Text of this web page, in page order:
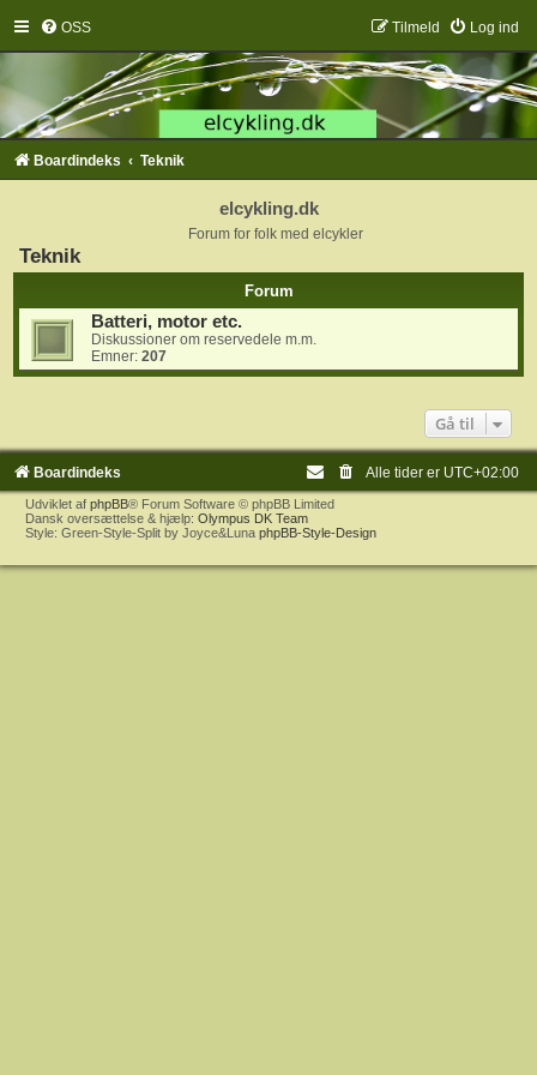
OSS Log ind
Tilmeld
Boardindeks Teknik
elcykling.dk
Forum for folk med elcykler
Teknik
Forum
Batteri, motor etc.
Diskussioner om reservedele m.m.
Emner: 207
Gå til
Boardindeks Alle tider er UTC+02:00
Udviklet af phpBB® Forum Software © phpBB Limited
Dansk oversættelse & hjælp: Olympus DK Team
Style: Green-Style-Split by Joyce&Luna phpBB-Style-Design